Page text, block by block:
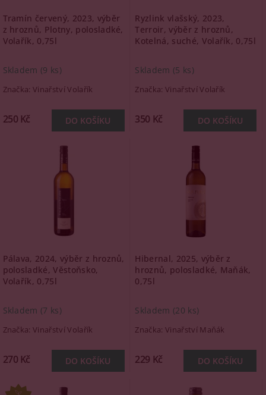
Tramín červený, 2023, výběr
z hroznů, Plotny, polosladké,
Volařík, 0,75l
Skladem (9 ks)
Značka:Vinařství Volařík
250 Kč
Ryzlink vlašský, 2023,
Terroir, výběr z hroznů,
Kotelná, suché, Volařík, 0,75l
Skladem (5 ks)
Značka: Vinařství Volařík
350 Kč
Pálava, 2024, výběr z hroznů,
polosladké, Věstoňsko,
Volařík, 0,75l
Skladem (7 ks)
Značka:Vinařství Volařík
270 Kč
Hibernal, 2025, výběr z
hroznů, polosladké, Maňák,
0,75l
Skladem (20 ks)
Značka: Vinařství Maňák
229 Kč